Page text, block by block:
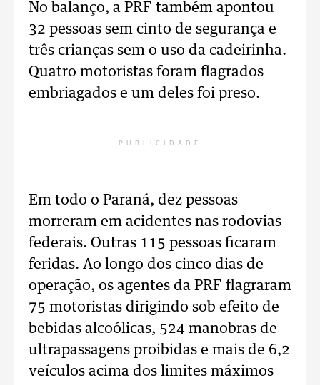
No balanço, a PRF também apontou
32 pessoas sem cinto de segurança e
três crianças sem o uso da cadeirinha.
Quatro motoristas foram flagrados
embriagados e um deles foi preso.
PUBLICIDADE
Em todo o Paraná, dez pessoas
morreram em acidentes nas rodovias
federais. Outras 115 pessoas ficaram
feridas. Ao longo dos cinco dias de
operação, os agentes da PRF flagraram
75 motoristas dirigindo sob efeito de
bebidas alcoólicas, 524 manobras de
ultrapassagens proibidas e mais de 6,2
veículos acima dos limites máximos